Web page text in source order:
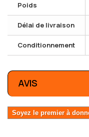
Poids
Délai de livraison
Conditionnement
AVIS
Soyez le premier à